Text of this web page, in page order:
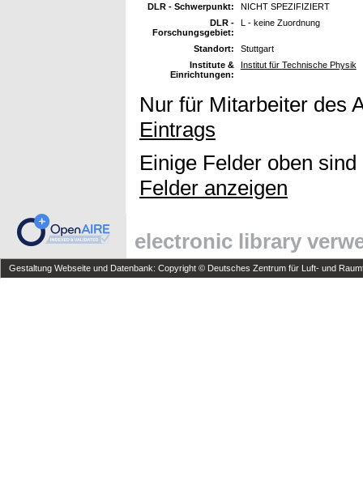
DLR - Schwerpunkt:
NICHT SPEZIFIZIERT
DLR -
Forschungsgebiet:
L - keine Zuordnung
Standort:
Stuttgart
Institute &
Einrichtungen:
Institut für Technische Physik
Nur für Mitarbeiter des
Eintrags
Einige Felder oben
Felder anzeigen
electronic library
Gestaltung Webseite und Datenbank: Copyright © Deutsches Zentrum für Luft- und